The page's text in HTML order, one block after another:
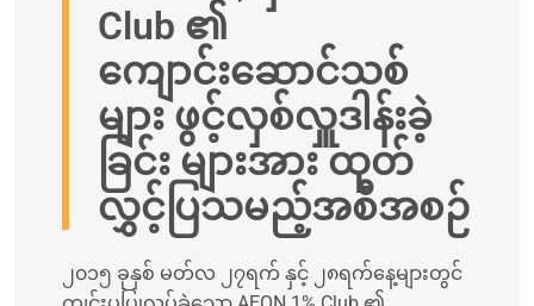
Club ၏
ကျောင်းဆောင်သစ်
များ ဖွင့်လှစ်လှူဒါန်းခဲ့
ခြင်း များအား ထုတ်
လွှင့်ပြသမည့်အစီအစဉ်
၂၀၁၅ ခုနှစ် မတ်လ ၂၇ရက် နှင့် ၂၈ရက်နေ့များတွင်